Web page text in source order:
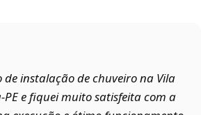
de instalação de chuveiro na Vila
e fiquei muito satisfeita com a